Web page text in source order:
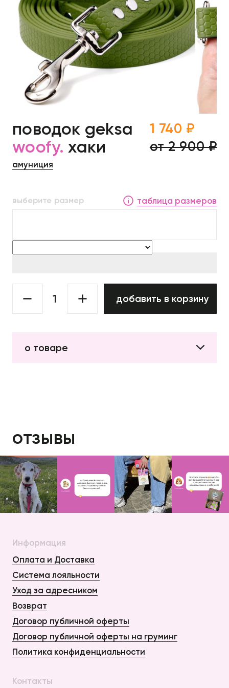
поводок geksa
woofy. хаки
амуниция
1 740 ₽
от 2 900 ₽
выберите размер таблица размеров
добавить в корзину
о товаре
отзывы
Информация
Оплата и Доставка
Система лояльности
Уход за адресником
Возврат
Договор публичной оферты
Договор публичной оферты на груминг
Политика конфиденциальности
Контакты